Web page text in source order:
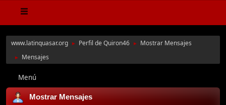
www.latinquasar.org ► Perfil de Quiron46 ► Mostrar Mensajes
► Mensajes
Menú
Mostrar Mensajes